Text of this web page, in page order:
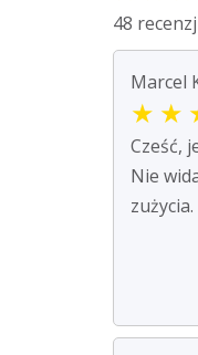
48
Marcel
★ ★
Cześć,
Nie
zużycia.